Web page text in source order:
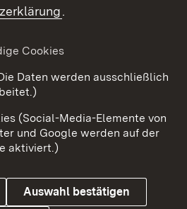
Barrierefreiheit
Cookies
.
Cookies
Daten werden ausschließlich
(Social-Media-Elemente von
und Google werden auf der
aktiviert.)
Auswahl bestätigen